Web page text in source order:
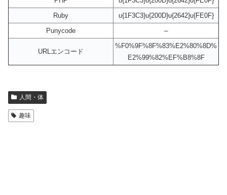
Ruby
u{1F3C3}u{200D}u{2642}u{FE0F}
Punycode
–
URLエンコード
%F0%9F%8F%83%E2%80%8D%
E2%99%82%EF%B8%8F
人間・体
趣味